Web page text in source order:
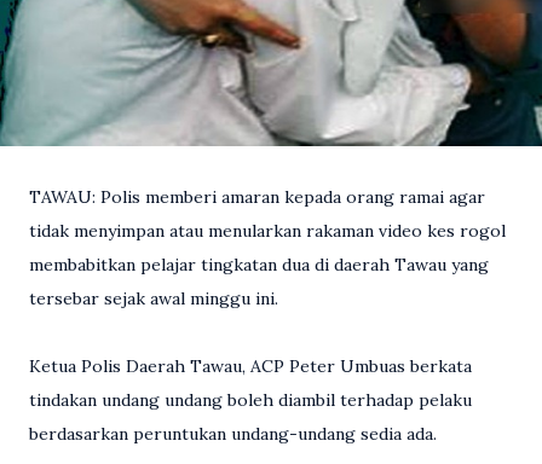
TAWAU: Polis memberi amaran kepada orang ramai agar
tidak menyimpan atau menularkan rakaman video kes rogol
membabitkan pelajar tingkatan dua di daerah Tawau yang
tersebar sejak awal minggu ini.
Ketua Polis Daerah Tawau, ACP Peter Umbuas berkata
tindakan undang undang boleh diambil terhadap pelaku
berdasarkan peruntukan undang-undang sedia ada.